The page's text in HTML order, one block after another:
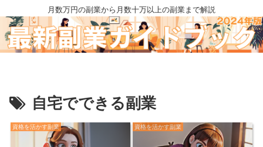
月数万円の副業から月数十万以上の副業まで解説
自宅でできる副業
資格を活かす副業 資格を活かす副業